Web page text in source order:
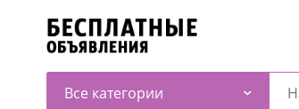
Все категории